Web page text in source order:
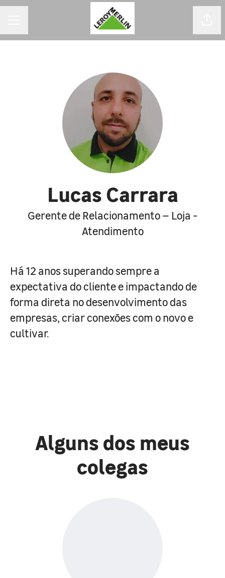
Lucas Carrara
Gerente de Relacionamento – Loja -
Atendimento
Há 12 anos superando sempre a
expectativa do cliente e impactando de
forma direta no desenvolvimento das
empresas, criar conexões com o novo e
cultivar.
Alguns dos meus
colegas